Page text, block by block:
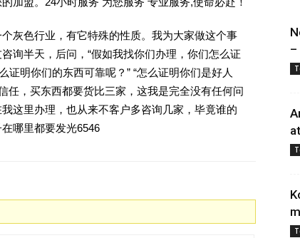
灰色行业，有它特殊的性质。我为大家做这个事
询半天，后问，“假如我找你们办理，你们怎么证
证明你们的东西可靠呢？” “怎么证明你们是好人
任，买东西都要货比三家，这我是完全没有任何问
这里办理，也从来不客户多咨询几家，毕竟谁的
哪里都要发光6546
–